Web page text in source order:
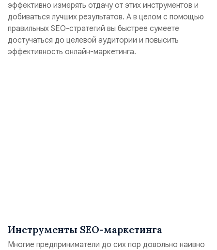
эффективно измерять отдачу от этих инструментов и
добиваться лучших результатов. А в целом с помощью
правильных SEO-стратегий вы быстрее сумеете
достучаться до целевой аудитории и повысить
эффективность онлайн-маркетинга.
Инструменты SEO-маркетинга
Многие предприниматели до сих пор довольно наивно